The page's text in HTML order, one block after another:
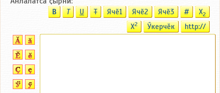
B T U T Ячӗ1 Ячӗ2 Ячӗ3 # X2
X2 Ӳкерчӗк http://